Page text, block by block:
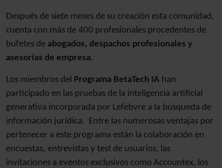
Después de siete meses de su creación esta comunidad,
cuenta con más de 400 profesionales procedentes de
bufetes de abogados, despachos profesionales y
asesorías de empresa.
Los miembros del Programa BetaTech IA han
participado en las pruebas de la inteligencia artificial
generativa incorporada por Lefebvre a la búsqueda de
información jurídica. Entre las numerosas ventajas por
pertenecer a este programa están la colaboración en
encuestas, entrevistas y test de usuarios, las
invitaciones a eventos exclusivos como Accountex, los